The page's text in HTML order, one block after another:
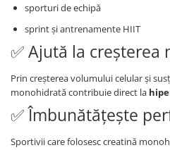
sporturi de echipă
sprint și antrenamente HIIT
✅ Ajută la creșterea
Prin creșterea volumului celular și
monohidrată contribuie direct la
✅ Îmbunătățește
Sportivii care folosesc creatină